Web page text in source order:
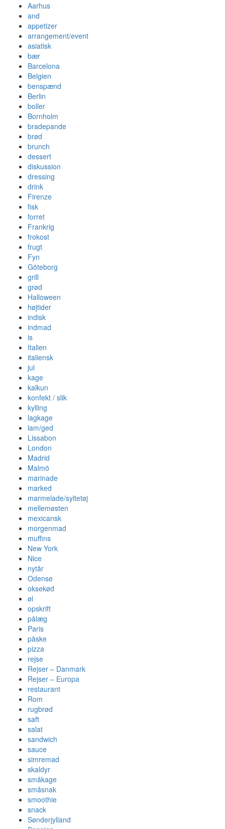
Aarhus
and
appetizer
arrangement/event
asiatisk
bær
Barcelona
Belgien
benspænd
Berlin
boller
Bornholm
bradepande
brød
brunch
dessert
diskussion
dressing
drink
Firenze
fisk
forret
Frankrig
frokost
frugt
Fyn
Göteborg
grill
grød
Halloween
højtider
indisk
indmad
is
Italien
italiensk
jul
kage
kalkun
konfekt / slik
kylling
lagkage
lam/ged
Lissabon
London
Madrid
Malmö
marinade
marked
marmelade/syltetøj
mellemøsten
mexicansk
morgenmad
muffins
New York
Nice
nytår
Odense
oksekød
øl
opskrift
pålæg
Paris
påske
pizza
rejse
Rejser – Danmark
Rejser – Europa
restaurant
Rom
rugbrød
saft
salat
sandwich
sauce
simremad
skaldyr
småkage
småsnak
smoothie
snack
Sønderjylland